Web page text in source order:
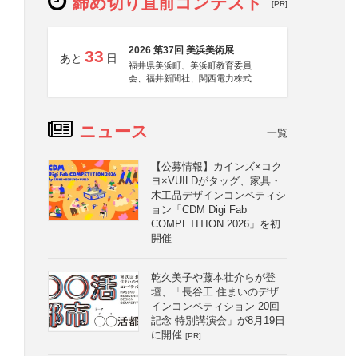
[PR]
あと 33 日
2026 第37回 美浜美術展
福井県美浜町、美浜町教育委員
会、福井新聞社、関西電力株式会
ニュース 一覧
【公募情報】カインズ×コク
ヨ×VUILDがタッグ、家具・
木工品デザインコンペティシ
ョン「CDM Digi Fab
COMPETITION 2026」を初
開催
乾久美子や藤本壮介らが登
壇、「長谷工 住まいのデザ
インコンペティション 20回
記念 特別講演会」が8月19日
に開催 [PR]